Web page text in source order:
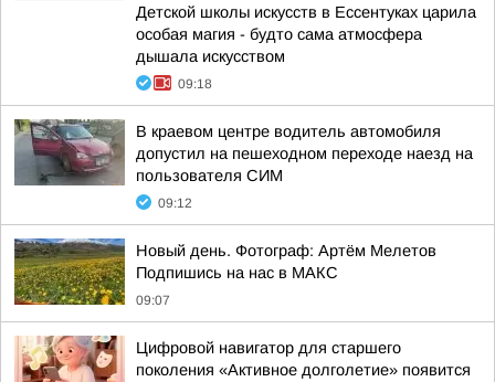
Детской школы искусств в Ессентуках царила
особая магия - будто сама атмосфера
дышала искусством
09:18
В краевом центре водитель автомобиля
допустил на пешеходном переходе наезд на
пользователя СИМ
09:12
Новый день. Фотограф: Артём Мелетов
Подпишись на нас в МАКС
09:07
Цифровой навигатор для старшего
поколения «Активное долголетие» появится